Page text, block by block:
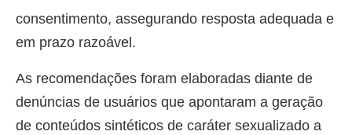
consentimento, assegurando resposta adequada e
em prazo razoável.
As recomendações foram elaboradas diante de
denúncias de usuários que apontaram a geração
de conteúdos sintéticos de caráter sexualizado a